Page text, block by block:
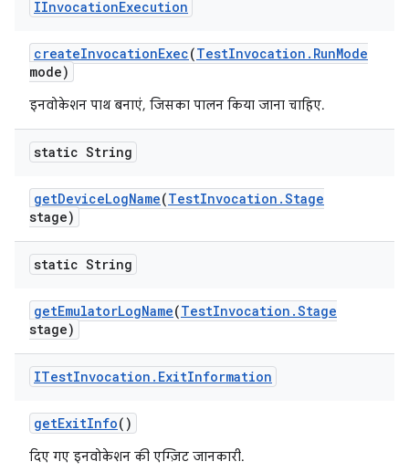
IInvocationExecution
createInvocationExec(TestInvocation . RunMode
mode)
इनवोकेशन पाथ बनाएं, जिसका पालन किया जाना चाहिए.
static String
getDeviceLogName(TestInvocation .Stage
stage)
static String
getEmulatorLogName(TestInvocation .Stage
stage)
ITestInvocation . ExitInformation
getExitInfo()
दिए गए इनवोकेशन की एग्ज़िट जानकारी.